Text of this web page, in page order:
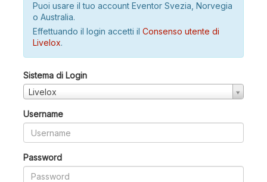
Puoi usare il tuo account Eventor Svezia, Norvegia
o Australia.
Effettuando il login accetti il Consenso utente di
Livelox.
Sistema di Login
Livelox
Username
Password